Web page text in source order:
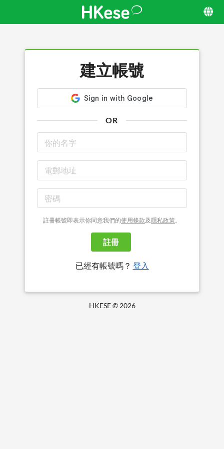
建立帳號
OR
註冊帳號即表示你同意我們的使用條款及隱私政策。
註冊
已經有帳號嗎？ 登入
HKESE © 2026